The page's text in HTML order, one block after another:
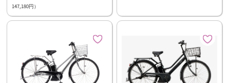
147,180円）